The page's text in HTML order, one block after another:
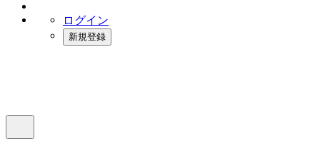
ログイン
新規登録